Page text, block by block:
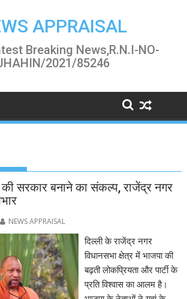
APPRAISAL
Breaking News,R.N.I-NO-
2021/85246
सरकार बनाने का संकल्प, राजेंद्र नगर
NEWS APPRAISAL
दिल्ली के राजेंद्र नगर
विधानसभा क्षेत्र में भाजपा की
बढ़ती लोकप्रियता और पार्टी के
प्रति विश्वास का आलम है।